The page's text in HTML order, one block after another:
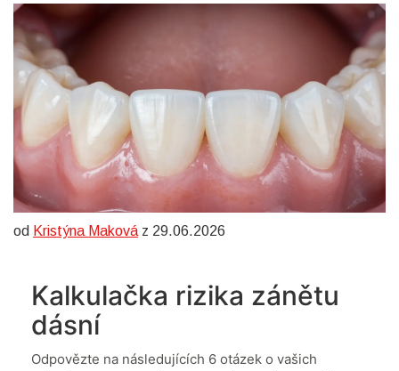
od Kristýna Maková z 29.06.2026
Kalkulačka rizika zánětu
dásní
Odpovězte na následujících 6 otázek o vašich